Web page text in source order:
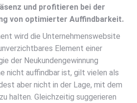
und profitieren bei der
von optimierter Auffindbarkeit.
wird die Unternehmenswebsite
Element einer
der Neukundengewinnung
nicht auffindbar ist, gilt vielen als
aber nicht in der Lage, mit dem
halten. Gleichzeitig suggerieren